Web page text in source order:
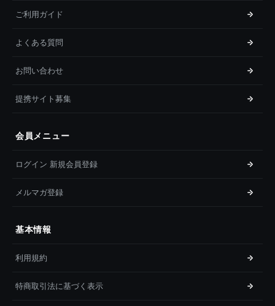
ご利用ガイド
よくある質問
お問い合わせ
提携サイト募集
会員メニュー
ログイン 新規会員登録
メルマガ登録
基本情報
利用規約
特商取引法に基づく表示